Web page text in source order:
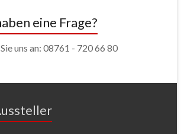
eine Frage?
uns an: 08761 - 720 66 80